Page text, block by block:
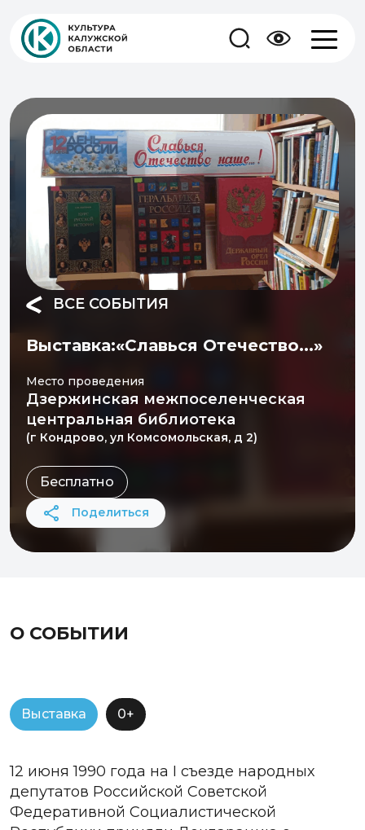
ВСЕ СОБЫТИЯ
Выставка:«Славься Отечество...»
Место проведения
Дзержинская межпоселенческая
центральная библиотека
(г Кондрово, ул Комсомольская, д 2)
Бесплатно
Поделиться
О СОБЫТИИ
Выставка 0+
12 июня 1990 года на I съезде народных
депутатов Российской Советской
Федеративной Социалистической